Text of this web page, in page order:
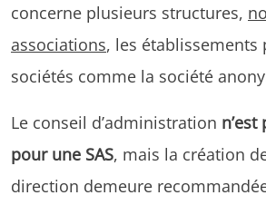
concerne plusieurs structures,
associations, les établissements
sociétés comme la société
Le conseil d’administration
pour une SAS, mais la création
direction demeure